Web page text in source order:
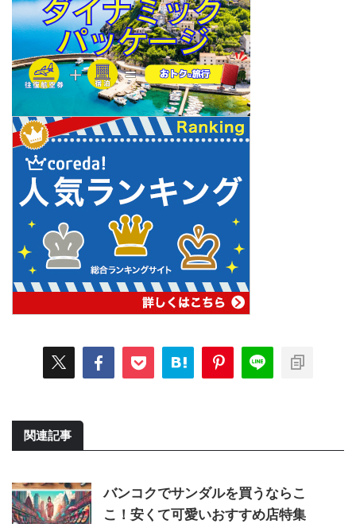
関連記事
バンコクでサンダルを買うならこ
こ！安くて可愛いおすすめ店特集